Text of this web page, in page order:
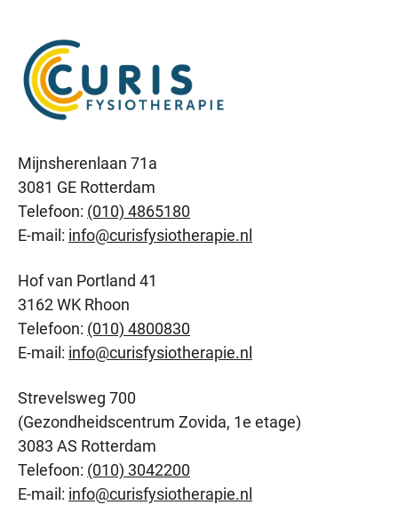
Mijnsherenlaan 71a
3081 GE Rotterdam
Telefoon: (010) 4865180
E-mail: info@curisfysiotherapie.nl
Hof van Portland 41
3162 WK Rhoon
Telefoon: (010) 4800830
E-mail: info@curisfysiotherapie.nl
Strevelsweg 700
(Gezondheidscentrum Zovida, 1e etage)
3083 AS Rotterdam
Telefoon: (010) 3042200
E-mail: info@curisfysiotherapie.nl